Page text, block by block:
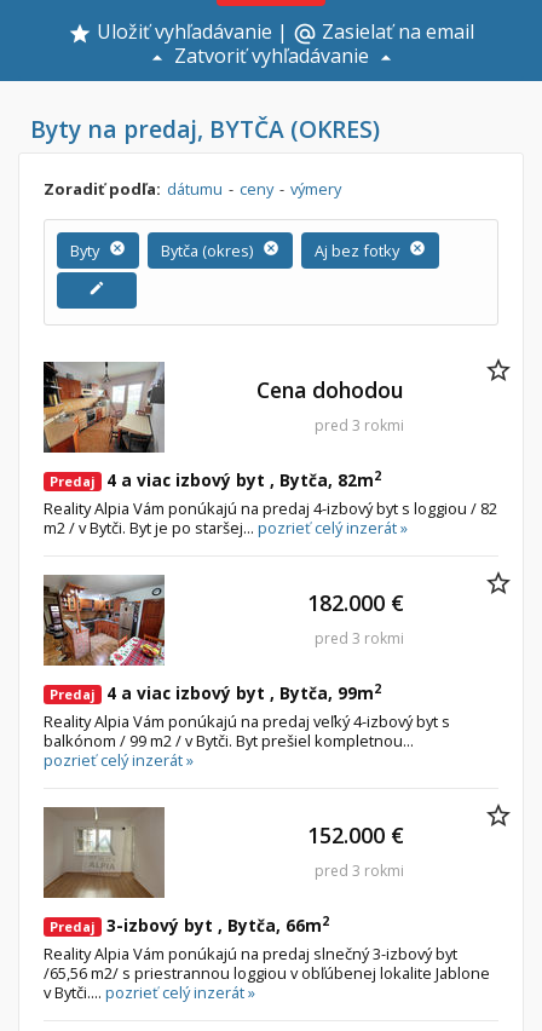
Uložiť vyhľadávanie | alternate_email Zasielať na email
Zatvoriť vyhľadávanie
Byty na predaj, BYTČA (OKRES)
Zoradiť podľa: dátumu - ceny - výmery
Byty cancel Bytča (okres) cancel Aj bez fotky cancel
edit
Predaj 4 a viac izbový byt , Bytča, 82m2
Reality Alpia Vám ponúkajú na predaj 4-izbový byt s loggiou / 82
m2 / v Bytči. Byt je po staršej... pozrieť celý inzerát »
Cena dohodou
pred 3 rokmi
Predaj 4 a viac izbový byt , Bytča, 99m2
Reality Alpia Vám ponúkajú na predaj veľký 4-izbový byt s
balkónom / 99 m2 / v Bytči. Byt prešiel kompletnou...
pozrieť celý inzerát »
182.000 €
pred 3 rokmi
Predaj 3-izbový byt , Bytča, 66m2
Reality Alpia Vám ponúkajú na predaj slnečný 3-izbový byt
/65,56 m2/ s priestrannou loggiou v obľúbenej lokalite Jablone
v Bytči.... pozrieť celý inzerát »
152.000 €
pred 3 rokmi